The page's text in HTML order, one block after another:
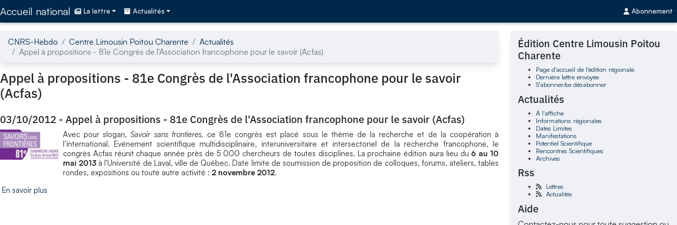
Accueil national La lettre Actualités Abonnement
CNRS-Hebdo Centre Limousin Poitou Charente
Actualités
Appel à propositions - 81e Congrès de l'Association francophone pour le savoir (Acfas)
Appel à propositions - 81e Congrès de l'Association francophone pour le savoir
(Acfas)
03/10/2012 - Appel à propositions - 81e Congrès de l'Association francophone pour le savoir (Acfas)
Avec pour slogan,Savoir sans frontières, ce 81e congrès est placé sous le thème de la recherche et de la coopération à
l’international. Evénement scientifique multidisciplinaire, interuniversitaire et intersectoriel de la recherche francophone, le
congrès Acfas réunit chaque année près de 5 000 chercheurs de toutes disciplines. La prochaine édition aura lieu du 6 au 10
mai 2013 à l'Université de Laval, ville de Québec. Date limite de soumission de proposition de colloques, forums, ateliers, tables
rondes, expositions ou toute autre activité : 2 novembre 2012.
En savoir plus
Édition Centre Limousin Poitou
Charente
Page d'accueil de l'édition régionale
Dernière lettre envoyée
S'abonner/se désabonner
Actualités
À l'affiche
Informations régionales
Dates Limites
Manifestations
Potentiel Scientifique
Rencontres Scientifiques
Archives
Rss
Lettres
Actualités
Aide